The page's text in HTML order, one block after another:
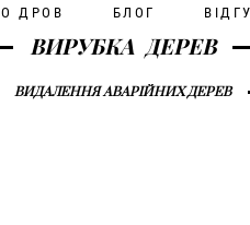
ДРОВ БЛОГ
ВИРУБКА ДЕРЕВ
ВИДАЛЕННЯ АВАРІЙНИХ ДЕРЕВ